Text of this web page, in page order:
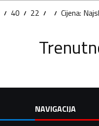
40 22 Cijena:
NAVIGACIJA